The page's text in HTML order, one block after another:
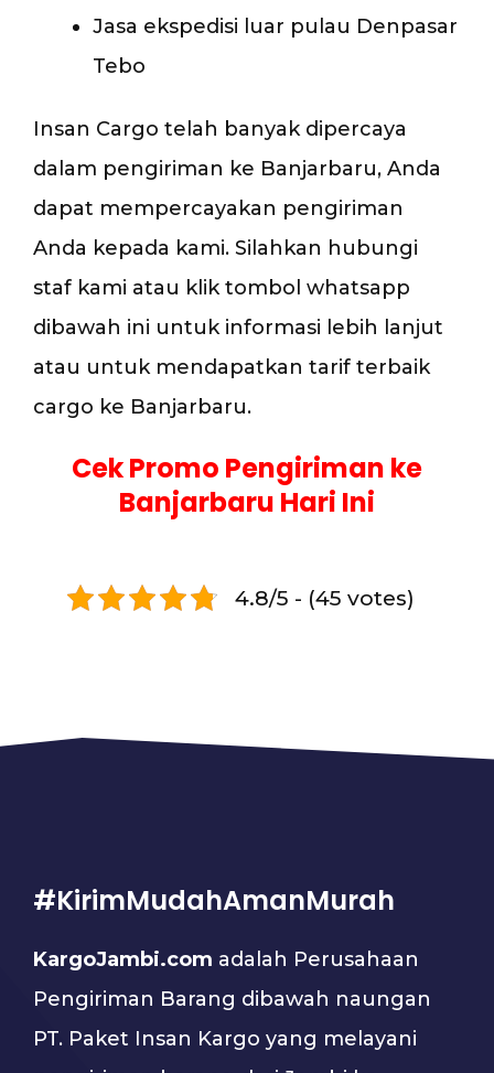
Jasa ekspedisi luar pulau Denpasar
Tebo
Insan Cargo telah banyak dipercaya
dalam pengiriman ke Banjarbaru, Anda
dapat mempercayakan pengiriman
Anda kepada kami. Silahkan hubungi
staf kami atau klik tombol whatsapp
dibawah ini untuk informasi lebih lanjut
atau untuk mendapatkan tarif terbaik
cargo ke Banjarbaru.
Cek Promo Pengiriman ke
Banjarbaru Hari Ini
4.8/5 - (45 votes)
#KirimMudahAmanMurah
KargoJambi.com adalah Perusahaan
Pengiriman Barang dibawah naungan
PT. Paket Insan Kargo yang melayani